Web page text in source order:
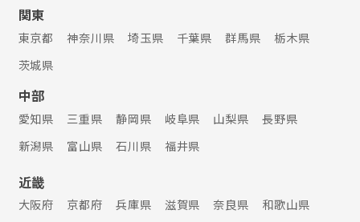
関東
東京都 神奈川県 埼玉県 千葉県 群馬県
栃木県
茨城県
中部
愛知県 三重県 静岡県 岐阜県 山梨県
長野県
新潟県
富山県 石川県 福井県
近畿
大阪府 京都府 兵庫県 滋賀県 奈良県 和歌山県